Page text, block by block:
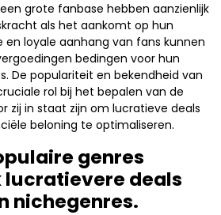
grote fanbase hebben aanzienlijk
als het aankomt op hun
en loyale aanhang van fans kunnen
bedingen voor hun
De populariteit en bekendheid van
rol bij het bepalen van de
zij in staat zijn om lucratieve deals
beloning te optimaliseren.
genres
lucratievere deals
nichegenres.